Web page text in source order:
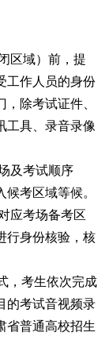
区域）前，提
工作人员的身份
除考试证件、
工具、录音录像
及考试顺序
考区域等候。
应考场备考区
行身份核验，核
，考生依次完成
的考试音视频录
省普通高校招生